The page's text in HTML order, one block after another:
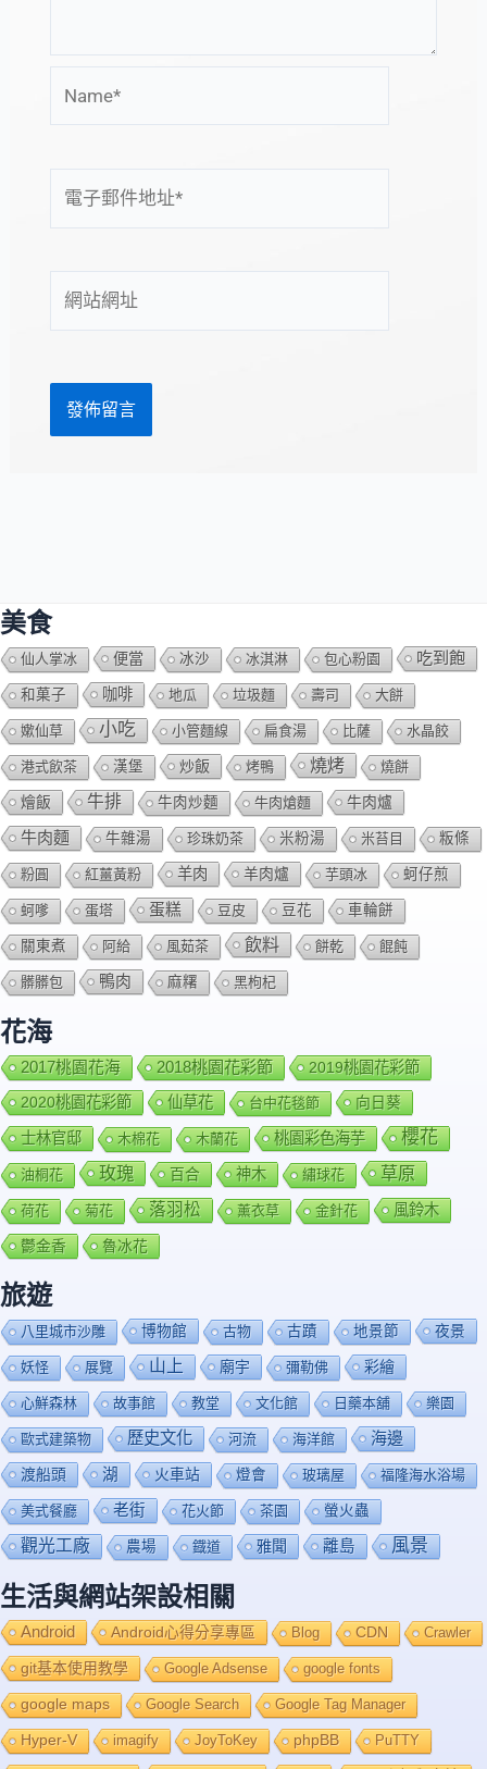
子
地
站
美食
仙人掌冰 便當 冰沙 冰淇淋 包心粉園 吃到飽
和菓子 咖啡 地瓜 垃圾麵 壽司 大餅
嫰仙草 小吃 小管麵線 扁食湯 比薩 水晶餃
港式飲茶 漢堡 炒飯 烤鴨 燒烤 燒餅
燴飯 牛排 牛肉炒麵 牛肉熗麵 牛肉爐
牛肉麵 牛雜湯 珍珠奶茶 米粉湯 米苔目 粄條
粉圓 紅薑黃粉 羊肉 羊肉爐 芋頭冰 蚵仔煎
蚵嗲 蛋塔 蛋糕 豆皮 豆花 車輪餅
關東煮 阿給 風茹茶 飲料 餅乾 餛飩
髒髒包 鴨肉 麻糬 黑枸杞
花海
2017桃園花海 2018桃園花彩節
2019桃園花彩節
2020桃園花彩節
仙草花 台中花毯節 向日葵
士林官邸 木棉花 木蘭花 桃園彩色海芋 櫻花
油桐花 玫瑰 百合 神木 繡球花 草原
荷花 菊花 落羽松 薰衣草 金針花 風鈴木
鬱金香 魯冰花
旅遊
八里城市沙雕 博物館 古物 古蹟 地景節 夜景
妖怪 展覽 山上 廟宇 彌勒佛 彩繪
心鮮森林 故事館 教堂 文化館 日藥本舖 樂園
歐式建築物 歷史文化 河流 海洋館 海邊
渡船頭 湖 火車站 燈會 玻璃屋 福隆海水浴場
美式餐廳 老街 花火節 茶園 螢火蟲
觀光工廠 農場 鐡道 雅聞 離島 風景
生活與網站架設相關
Android Android心得分享專區 Blog CDN Crawler
git基本使用教學 Google Adsense google fonts
google maps Google Search Google Tag Manager
Hyper-V imagify JoyToKey phpBB PuTTY